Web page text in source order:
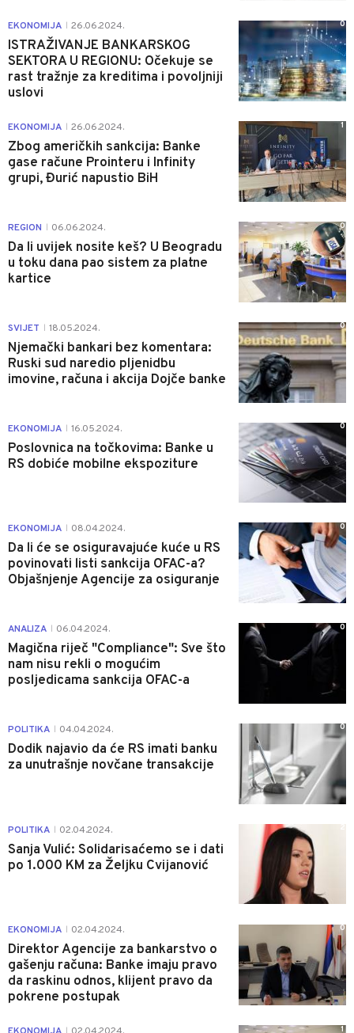
EKONOMIJA 26.06.2024.
ISTRAŽIVANJE BANKARSKOG
SEKTORA U REGIONU: Očekuje se
rast tražnje za kreditima i povoljniji
uslovi
0
EKONOMIJA 26.06.2024.
Zbog američkih sankcija: Banke
gase račune Prointeru i Infinity
grupi, Đurić napustio BiH
1
REGION 06.06.2024.
Da li uvijek nosite keš? U Beogradu
u toku dana pao sistem za platne
kartice
0
SVIJET 18.05.2024.
Njemački bankari bez komentara:
Ruski sud naredio pljenidbu
imovine, računa i akcija Dojče banke
0
EKONOMIJA 16.05.2024.
Poslovnica na točkovima: Banke u
RS dobiće mobilne ekspoziture
0
EKONOMIJA 08.04.2024.
Da li će se osiguravajuće kuće u RS
povinovati listi sankcija OFAC-a?
Objašnjenje Agencije za osiguranje
0
ANALIZA 06.04.2024.
Magična riječ "Compliance": Sve što
nam nisu rekli o mogućim
posljedicama sankcija OFAC-a
0
POLITIKA 04.04.2024.
Dodik najavio da će RS imati banku
za unutrašnje novčane transakcije
0
POLITIKA 02.04.2024.
Sanja Vulić: Solidarisaćemo se i dati
po 1.000 KM za Željku Cvijanović
2
EKONOMIJA 02.04.2024.
Direktor Agencije za bankarstvo o
gašenju računa: Banke imaju pravo
da raskinu odnos, klijent pravo da
pokrene postupak
0
1